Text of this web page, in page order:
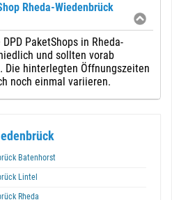
Rheda-Wiedenbrück
PaketShops in Rheda-
und sollten vorab
Die hinterlegten Öffnungszeiten
noch einmal variieren.
Batenhorst
Lintel
Rheda